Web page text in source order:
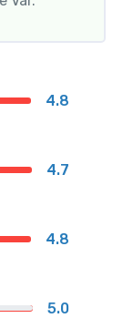
4.8
4.7
4.8
5.0